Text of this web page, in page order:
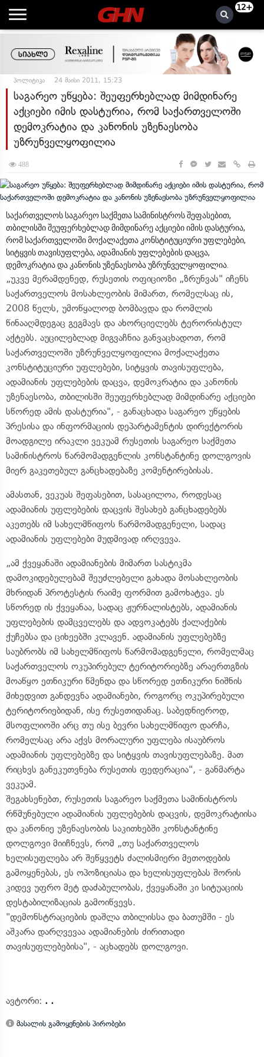
12+
პოლიტიკა 24 მაისი 2011, 15:23
საგარეო უწყება: შეუფერხებლად მიმდინარე
აქციები იმის დასტურია, რომ საქართველოში
დემოკრატია და კანონის უზენაესობა
უზრუნველყოფილია
488
საქართველოს საგარეო საქმეთა სამინისტროს შეფასებით,
თბილისში შეუფერხებლად მიმდინარე აქციები იმის დასტურია,
რომ საქართველოში მოქალაქეთა კონსტიტუციური უფლებები,
სიტყვის თავისუფლება, ადამიანის უფლებების დაცვა,
დემოკრატია და კანონის უზენაესობა უზრუნველყოფილია.
„უკვე მერამდენედ, რუსეთის ოფიციოზი „ზრუნვას" იჩენს
საქართველოს მოსახლეობის მიმართ, რომელსაც ის,
2008 წელს, უმოწყალოდ ბომბავდა და რომლის
წინააღმდეგაც გეგმავს და ახორციელებს ტერორისტულ
აქტებს. აუცილებლად მიგვაჩნია განვაცხადოთ, რომ
საქართველოში უზრუნველყოფილია მოქალაქეთა
კონსტიტუციური უფლებები, სიტყვის თავისუფლება,
ადამიანის უფლებების დაცვა, დემოკრატია და კანონის
უზენაესობა, თბილისში შეუფერხებლად მიმდინარე აქციები
სწორედ ამის დასტურია", - განაცხადა საგარეო უწყების
პრესისა და ინფორმაციის დეპარტამენტის დირექტორის
მოადგილე ირაკლი ვეკუამ რუსეთის საგარეო საქმეთა
სამინისტროს წარმომადგენლის კონსტანტინე დოლგოვის
მიერ გაკეთებულ განცხადებაზე კომენტირებისას.
ამასთან, ვეკუას შეფასებით, სასაცილოა, როდესაც
ადამიანის უფლებების დაცვის შესახებ განცხადებებს
აკეთებს იმ სახელმწიფოს წარმომადგენელი, სადაც
ადამიანის უფლებები მუდმივად ირღვევა.
„ამ ქვეყანაში ადამიანების მიმართ სასტიკმა
დამოკიდებულებამ შეუძლებელი გახადა მოსახლეობის
მხრიდან პროტესტის რაიმე ფორმით გამოხატვა. ეს
სწორედ ის ქვეყანაა, სადაც ჟურნალისტებს, ადამიანის
უფლებების დამცველებს და ადვოკატებს ქალაქების
ქუჩებსა და ციხეებში კლავენ. ადამიანის უფლებებზე
საუბრობს იმ სახელმწიფოს წარმომადგენელი, რომელმაც
საქართველოს ოკუპირებულ ტერიტორიებზე არაერთგზის
მოაწყო ეთნიკური წმენდა და სწორედ ეთნიკური ნიშნის
მიხედვით განდევნა ადამიანები, როგორც ოკუპირებული
ტერიტორიებიდან, ისე რუსეთიდანაც. საბედნიეროდ,
მსოფლიოში არც თუ ისე ბევრი სახელმწიფო დარჩა,
რომელსაც არა აქვს მორალური უფლება ისაუბროს
ადამიანის უფლებებზე და სიტყვის თავისუფლებაზე. მათ
რიცხვს განეკუთვნება რუსეთის ფედერაცია", - განმარტა
ვეკუამ.
შეგახსენებთ, რუსეთის საგარეო საქმეთა სამინისტროს
რწმუნებული ადამიანის უფლებების დაცვის, დემოკრატიისა
და კანონიე უზენაესობის საკითხებში კონსტანტინე
დოლგოვი მიიჩნევს, რომ „თუ საქართველოს
ხელისუფლება არ შეწყვეტს ძალისმიერი მეთოდების
გამოყენებას, ეს ოპოზიციასა და ხელისუფლებას შორის
კიდევ უფრო მეტ დაძაბულობას, ქვეყანაში კი სიტუაციის
დესტაბილიზაციას გამოიწვევს.
"დემონსტრაციების დაშლა თბილისსა და ბათუმში - ეს
აშკარა დარღვევაა ადამიანების ძირითადი
თავისუფლებებისა", - აცხადებს დოლგოვი.
ავტორი: . .
მასალის გამოყენების პირობები